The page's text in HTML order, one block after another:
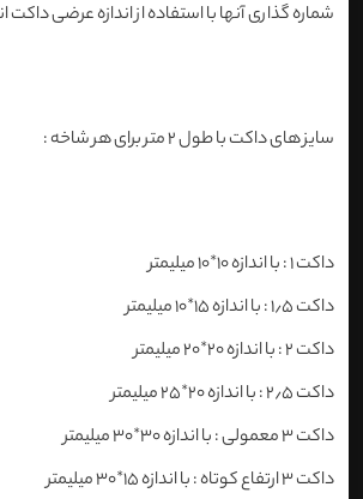
شماره گذاری آنها با استفاده از اندازه عرضی
سایز های داکت با طول ۲ متر برای هر شاخه :
داکت ۱ : با اندازه ۱۰*۱۰ میلیمتر
داکت ۱٫۵ : با اندازه ۱۵*۱۰ میلیمتر
داکت ۲ : با اندازه ۲۰*۲۰ میلیمتر
داکت ۲٫۵ : با اندازه ۲۰*۲۵ میلیمتر
داکت ۳ معمولی : با اندازه ۳۰*۳۰ میلیمتر
داکت ۳ ارتفاع کوتاه : با اندازه ۱۵*۳۰ میلیمتر